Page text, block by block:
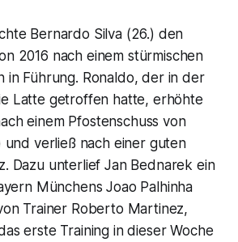
Bernardo Silva (26.) den
2016 nach einem stürmischen
in Führung. Ronaldo, der in der
Latte getroffen hatte, erhöhte
einem Pfostenschuss von
und verließ nach einer guten
Dazu unterlief Jan Bednarek ein
Münchens Joao Palhinha
Trainer Roberto Martinez,
erste Training in dieser Woche